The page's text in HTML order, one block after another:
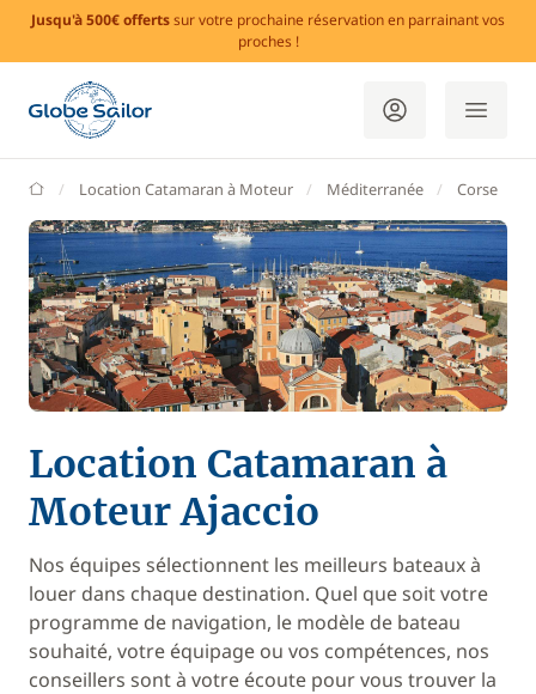
Jusqu'à 500€ offertssur votre prochaine réservation en parrainant vos
proches !
GlobeSailor
Location Catamaran à Moteur Méditerranée Corse
Location Catamaran à
Moteur Ajaccio
Nos équipes sélectionnent les meilleurs bateaux à
louer dans chaque destination. Quel que soit votre
programme de navigation, le modèle de bateau
souhaité, votre équipage ou vos compétences, nos
conseillers sont à votre écoute pour vous trouver la